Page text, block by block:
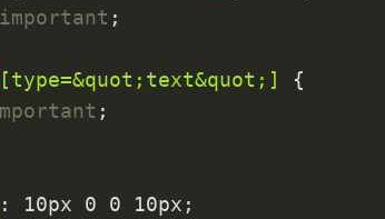
;
[type=&quot;text&quot;]
{
;
: 10px 0 0 10px ;